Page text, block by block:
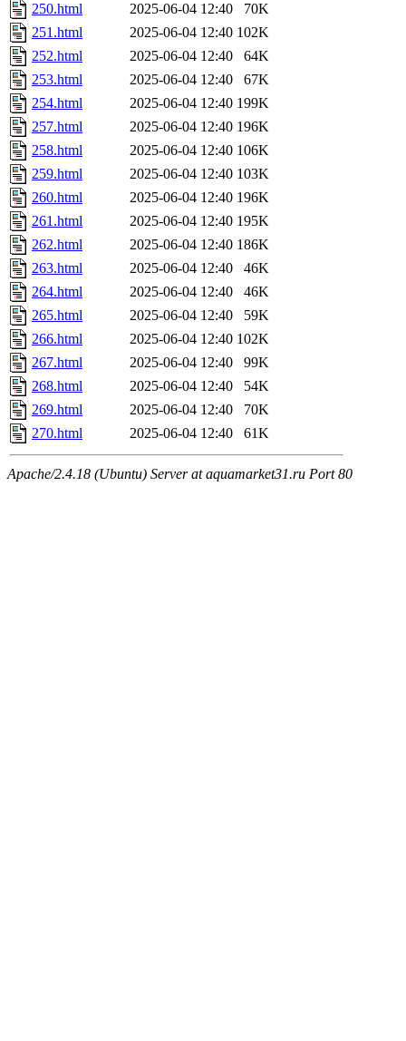
250.html
2025-06-04 12:40
70K
251.html
2025-06-04 12:40 102K
252.html
2025-06-04 12:40
64K
253.html
2025-06-04 12:40
67K
254.html
2025-06-04 12:40 199K
257.html
2025-06-04 12:40 196K
258.html
2025-06-04 12:40 106K
259.html
2025-06-04 12:40 103K
260.html
2025-06-04 12:40 196K
261.html
2025-06-04 12:40 195K
262.html
2025-06-04 12:40 186K
263.html
2025-06-04 12:40
46K
264.html
2025-06-04 12:40
46K
265.html
2025-06-04 12:40
59K
266.html
2025-06-04 12:40 102K
267.html
2025-06-04 12:40
99K
268.html
2025-06-04 12:40
54K
269.html
2025-06-04 12:40
70K
270.html
2025-06-04 12:40 61K
Apache/2.4.18 (Ubuntu) Server at aquamarket31.ru Port 80